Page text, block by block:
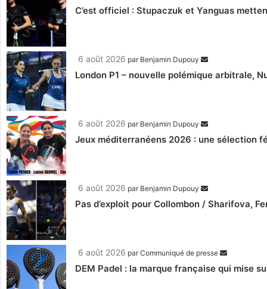
C’est officiel : Stupaczuk et Yanguas
6 août 2026 par Benjamin Dupouy
London P1 – nouvelle polémique arbitrale,
6 août 2026 par Benjamin Dupouy
Jeux méditerranéens 2026 : une sélection
6 août 2026 par Benjamin Dupouy
Pas d’exploit pour Collombon / Sharifova,
6 août 2026 parCommuniqué de presse
DEM Padel : la marque française qui mise